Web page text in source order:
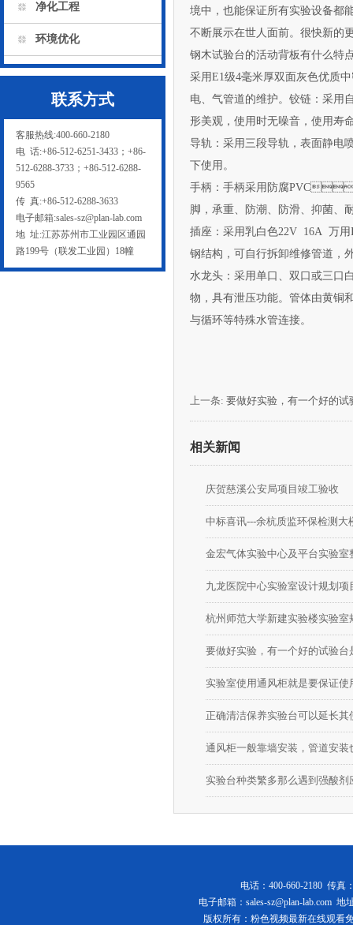
净化工程
环境优化
联系方式
客服热线:400-660-2180
电 话:+86-512-6251-3433；+86-
512-6288-3733；+86-512-6288-
9565
传 真:+86-512-6288-3633
电子邮箱:sales-sz@plan-lab.com
地 址:江苏苏州市工业园区通园
路199号（联发工业园）18幢
境中，也能保证所有实验设备都
不断展示在世人面前。很快新的
钢木试验台的活动背板有什么特点
采用E1级4毫米厚双面灰色优质中密
电、气管道的维护。铰链：
形美观，使用时无噪音，使用寿命
导轨：采用三段导轨，表面
下使用。
手柄：手柄采用防腐PVC，
脚，承重、防潮、防滑
插座：采用乳白色22V 16A 万
钢结构，可自行拆卸维修管道
水龙头：采用单口、双口或三口
物，具有泄压功能。管体由黄铜
与循环等特殊水管连接。
上一条: 要做好实验，有一个好的
相关新闻
庆贺慈溪公安局项目竣工验收
中标喜讯---余杭质监环保检测大
金宏气体实验中心及平台实验室
九龙医院中心实验室设计规划项
杭州师范大学新建实验楼实验室
要做好实验，有一个好的试验
正确清洁保养实验台可以延长其
通风柜一般靠墙安装，管道安
实验台种类繁多那么遇到强酸剂
电话：400-660-2180 传真
电子邮箱： sales-sz@plan-lab.com 地
版权所有：粉色视频最新在线